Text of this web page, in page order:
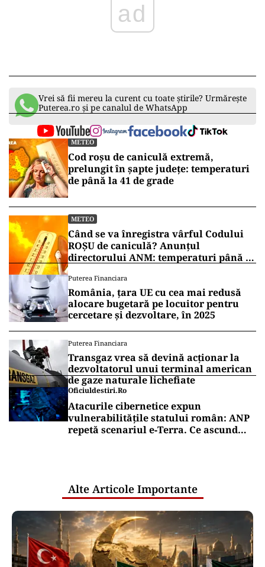
ad
Vrei să fii mereu la curent cu toate știrile? Urmărește
Puterea.ro și pe canalul de WhatsApp
METEO
Cod roșu de caniculă extremă,
prelungit în șapte județe: temperaturi
de până la 41 de grade
METEO
Când se va înregistra vârful Codului
ROȘU de caniculă? Anunțul
directorului ANM: temperaturi până la
Puterea Financiara
România, țara UE cu cea mai redusă
alocare bugetară pe locuitor pentru
cercetare și dezvoltare, în 2025
Puterea Financiara
Transgaz vrea să devină acționar la
dezvoltatorul unui terminal american
de gaze naturale lichefiate
Oficiuldestiri.ro
Atacurile cibernetice expun
vulnerabilitățile statului român: ANP
repetă scenariul e‑Terra. Ce ascund
Alte Articole Importante